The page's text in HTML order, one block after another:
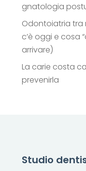
gnatologia
Odontoiatria tra
c’è oggi e cosa
arrivare)
La carie costa
prevenirla
Studio